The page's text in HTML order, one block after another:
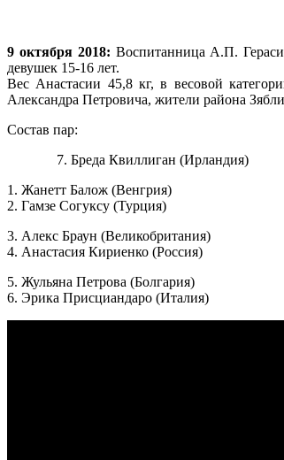
9 октября 2018: Воспитанница А.П.
девушек 15-16 лет.
Вес Анастасии 45,8 кг, в весовой
Александра Петровича, жители района
Состав пар:
7. Бреда Квиллиган (Ирландия)
1. Жанетт Балож (Венгрия)
2. Гамзе Согуксу (Турция)
3. Алекс Браун (Великобритания)
4. Анастасия Кириенко (Россия)
5. Жульяна Петрова (Болгария)
6. Эрика Присциандаро (Италия)